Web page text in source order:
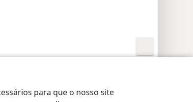
para que o nosso site